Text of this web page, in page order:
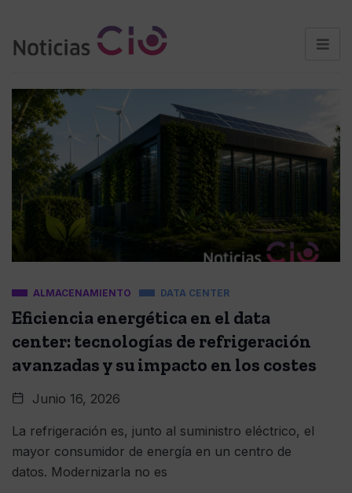
ALMACENAMIENTO DATA CENTER
Eficiencia energética en el data
center: tecnologías de refrigeración
avanzadas y su impacto en los costes
Junio 16, 2026
La refrigeración es, junto al suministro eléctrico, el
mayor consumidor de energía en un centro de
datos. Modernizarla no es